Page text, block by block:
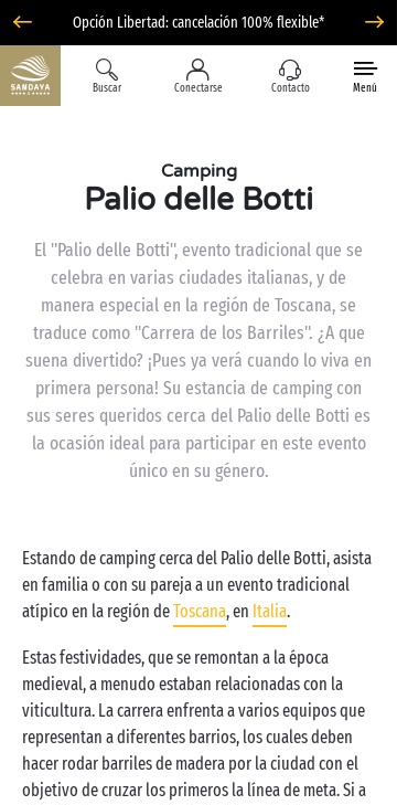
Opción Libertad: cancelación 100% flexible*
Buscar Conectarse Contacto Menú
Camping
Palio delle Botti
El "Palio delle Botti", evento tradicional que se
celebra en varias ciudades italianas, y de
manera especial en la región de Toscana, se
traduce como "Carrera de los Barriles". ¿A que
suena divertido? ¡Pues ya verá cuando lo viva en
primera persona! Su estancia de camping con
sus seres queridos cerca del Palio delle Botti es
la ocasión ideal para participar en este evento
único en su género.
Estando de camping cerca del Palio delle Botti, asista
en familia o con su pareja a un evento tradicional
atípico en la región deToscana, en Italia.
Estas festividades, que se remontan a la época
medieval, a menudo estaban relacionadas con la
viticultura. La carrera enfrenta a varios equipos que
representan a diferentes barrios, los cuales deben
hacer rodar barriles de madera por la ciudad con el
objetivo de cruzar los primeros la línea de meta. Si a